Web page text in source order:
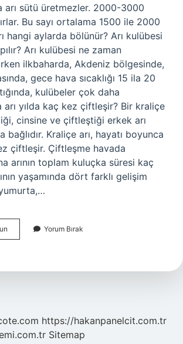
arı sütü üretmezler. 2000-3000
Bu sayı ortalama 1500 ile 2000
hangi aylarda bölünür? Arı kulübesi
Arı kulübesi ne zaman
ilkbaharda, Akdeniz bölgesinde,
gece hava sıcaklığı 15 ila 20
kulübeler çok daha
arı yılda kaç kez çiftleşir? Bir kraliçe
cinsine ve çiftleştiği erkek arı
bağlıdır. Kraliçe arı, hayatı boyunca
çiftleşir. Çiftleşme havada
arının toplam kuluçka süresi kaç
yaşamında dört farklı gelişim
Arı
Kadar
Yorum Bırak
https://hakanpanelcit.com.tr
Sitemap